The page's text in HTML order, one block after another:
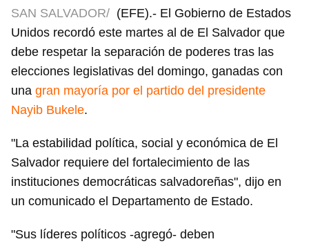
SAN SALVADOR/ (EFE).- El Gobierno de Estados
Unidos recordó este martes al de El Salvador que
debe respetar la separación de poderes tras las
elecciones legislativas del domingo, ganadas con
una gran mayoría por el partido del presidente
Nayib Bukele.
"La estabilidad política, social y económica de El
Salvador requiere del fortalecimiento de las
instituciones democráticas salvadoreñas", dijo en
un comunicado el Departamento de Estado.
"Sus líderes políticos -agregó- deben